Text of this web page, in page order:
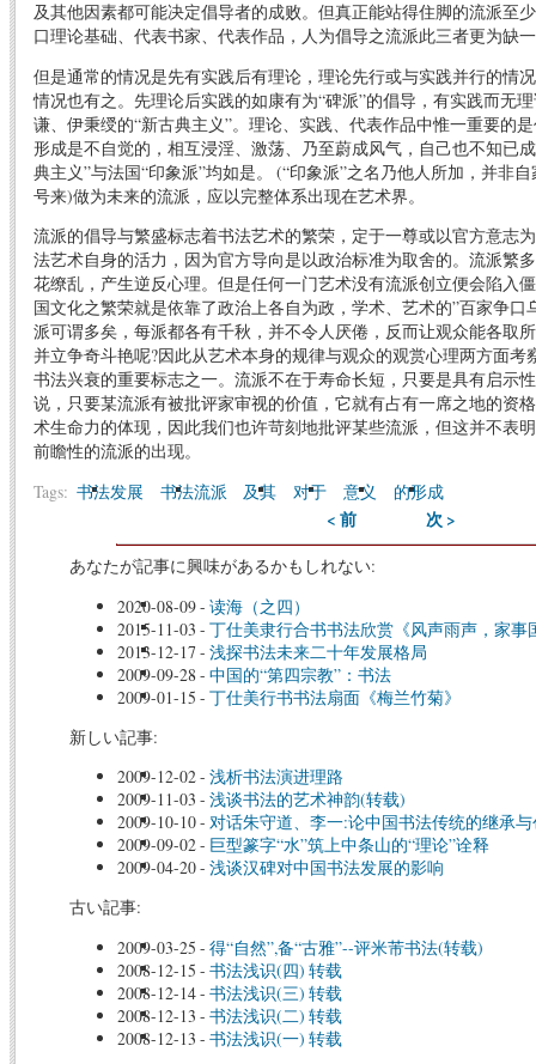
及其他因素都可能决定倡导者的成败。但真正能站得住脚的流派至
口理论基础、代表书家、代表作品，人为倡导之流派此三者更为缺
但是通常的情况是先有实践后有理论，理论先行或与实践并行的情
情况也有之。先理论后实践的如康有为“碑派”的倡导，有实践而无
谦、伊秉绶的“新古典主义”。理论、实践、代表作品中惟一重要的
形成是不自觉的，相互浸淫、激荡、乃至蔚成风气，自己也不知已
典主义”与法国“印象派”均如是。 (“印象派”之名乃他人所加，并非
号来)做为未来的流派，应以完整体系出现在艺术界。
流派的倡导与繁盛标志着书法艺术的繁荣，定于一尊或以官方意志
法艺术自身的活力，因为官方导向是以政治标准为取舍的。流派繁
花缭乱，产生逆反心理。但是任何一门艺术没有流派创立便会陷入
国文化之繁荣就是依靠了政治上各自为政，学术、艺术的”百家争口
派可谓多矣，每派都各有千秋，并不令人厌倦，反而让观众能各取
并立争奇斗艳呢?因此从艺术本身的规律与观众的观赏心理两方面考
书法兴衰的重要标志之一。流派不在于寿命长短，只要是具有启示
说，只要某流派有被批评家审视的价值，它就有占有一席之地的资
术生命力的体现，因此我们也许苛刻地批评某些流派，但这并不表
前瞻性的流派的出现。
Tags: 书法发展 书法流派 及其 对于 意义 的形成
< 前 次 >
あなたが記事に興味があるかもしれない:
2020-08-09- 读海（之四）
2015-11-03 - 丁仕美隶行合书书法欣赏《风声雨声，家事
2013-12-17 - 浅探书法未来二十年发展格局
2009-09-28 - 中国的“第四宗教”：书法
2009-01-15 - 丁仕美行书书法扇面《梅兰竹菊》
新しい記事:
2009-12-02- 浅析书法演进理路
2009-11-03 - 浅谈书法的艺术神韵(转载)
2009-10-10- 对话朱守道、李一:论中国书法传统的继承
2009-09-02- 巨型篆字“水”筑上中条山的“理论”诠释
2009-04-20- 浅谈汉碑对中国书法发展的影响
古い記事:
2009-03-25 - 得“自然”,备“古雅”--评米芾书法(转载)
2008-12-15 - 书法浅识(四) 转载
2008-12-14- 书法浅识(三) 转载
2008-12-13 - 书法浅识(二) 转载
2008-12-13 - 书法浅识(一) 转载